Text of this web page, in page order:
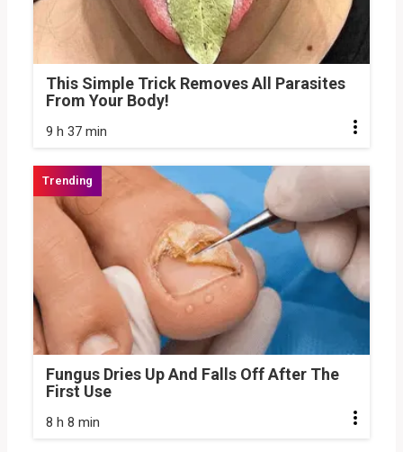
This Simple Trick Removes All Parasites
From Your Body!
9 h 37 min
Fungus Dries Up And Falls Off After The
First Use
8 h 8 min